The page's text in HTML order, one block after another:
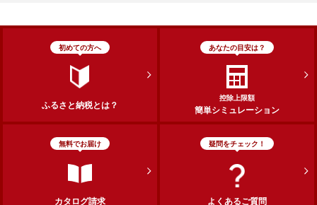
初めての方へ
ふるさと納税とは？
あなたの目安は？
控除上限額
簡単シミュレーション
無料でお届け
カタログ請求
疑問をチェック！
よくあるご質問